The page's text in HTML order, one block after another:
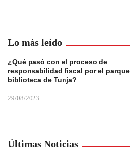
Lo más leído
¿Qué pasó con el proceso de
responsabilidad fiscal por el parque
biblioteca de Tunja?
29/08/2023
Últimas Noticias